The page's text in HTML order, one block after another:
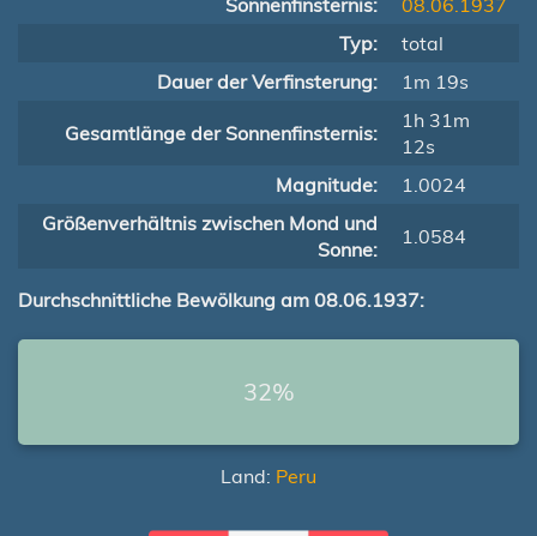
Sonnenfinsternis:
08.06.1937
Typ:
total
Dauer der Verfinsterung:
1m 19s
Gesamtlänge der Sonnenfinsternis:
1h 31m
12s
Magnitude:
1.0024
Größenverhältnis zwischen Mond und
Sonne:
1.0584
Durchschnittliche Bewölkung am 08.06.1937:
32%
Land: Peru